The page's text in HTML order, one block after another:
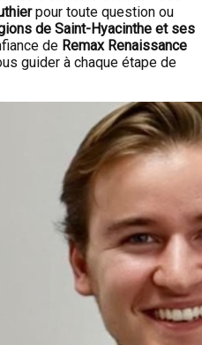
pour toute question ou
de Saint-Hyacinthe et ses
de Remax Renaissance
guider à chaque étape de